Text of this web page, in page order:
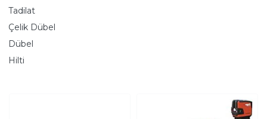
Tadilat
Çelik Dübel
Dübel
Hilti